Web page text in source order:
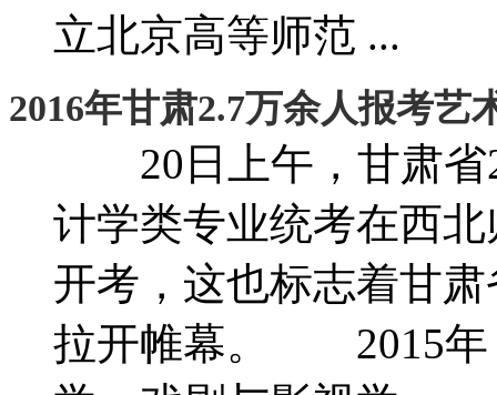
立北京高等师范 ...
2016年甘肃2.7万余人报考艺
20日上午，甘肃省
计学类专业统考在西
开考，这也标志着甘
拉开帷幕。 2015年